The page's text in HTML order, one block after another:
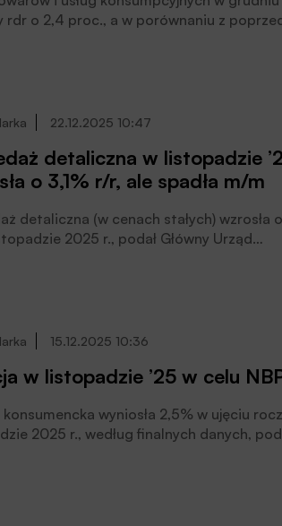
rdr o 2,4 proc., a w porównaniu z
22.12.2025 10:47
detaliczna w listopadzie
o 3,1% r/r, ale spadła m/m
detaliczna (w cenach stałych) wzrosła
2025 r., podał Główny Urząd
15.12.2025 10:36
w listopadzie ’25 w celu
konsumencka wyniosła 2,5% w ujęciu
2025 r., według finalnych danych,